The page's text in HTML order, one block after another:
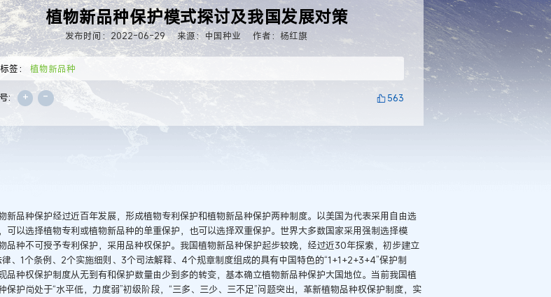
植物新品种保护模式探讨及我国发展对策
发布时间：2022-06-29 来源：中国种业 作者：杨红旗
标签： 植物新品种
: + - 563
新品种保护经过近百年发展，形成植物专利保护和植物新品种保护两种制度。以美国为代表采用自由选
可以选择植物专利或植物新品种的单重保护，也可以选择双重保护。世界大多数国家采用强制选择模
品种不可授予专利保护，采用品种权保护。我国植物新品种保护起步较晚，经过近30年探索，初步建立
律、1个条例、2个实施细则、3个司法解释、4个规章制度组成的具有中国特色的“1+1+2+3+4”保护制
品种权保护制度从无到有和保护数量由少到多的转变，基本确立植物新品种保护大国地位。当前我国植
保护尚处于“水平低，力度弱”初级阶段，“三多、三少、三不足”问题突出，革新植物品种权保护制度，实